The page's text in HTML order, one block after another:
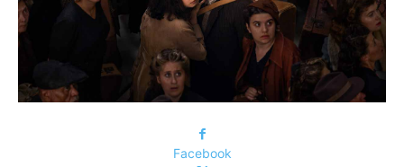
Facebook